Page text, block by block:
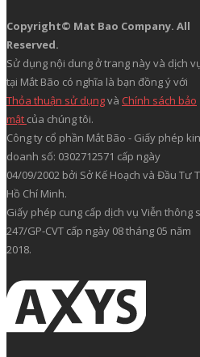
Copyright© Mat Bao Company. All
Reserved.
Sử dụng nội dung ở trang này và dịch
tại Mắt Bão có nghĩa là bạn đồng ý với
Thỏa thuận sử dụngvà Chính sách bảo
mật của chúng tôi.
Công ty cổ phần Mắt Bão - Giấy phép
doanh số: 0302712571 cấp ngày
04/09/2002 bởi Sở Kế Hoạch và Đầu Tư
Hồ Chí Minh.
Giấy phép cung cấp dịch vụ Viễn thông
247/GP-CVT cấp ngày 08 tháng 05 năm
2018.